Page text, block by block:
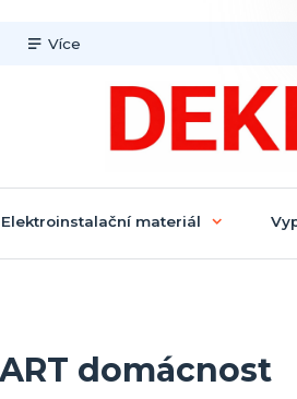
Více
Elektroinstalační materiál
domácnost